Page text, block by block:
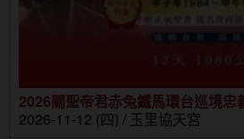
2026關聖帝君赤兔鐵馬環台巡境忠
2026-11-12 (四) / 玉里協天宮